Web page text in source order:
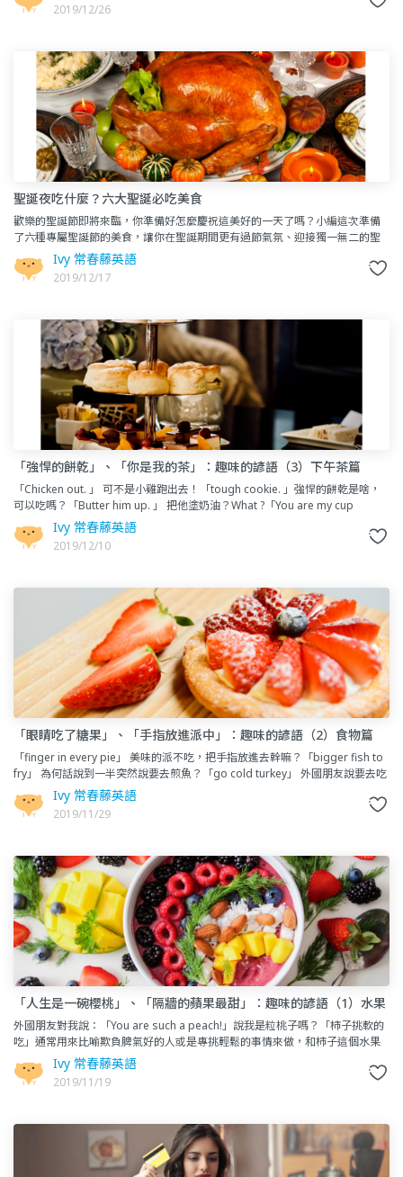
2019/12/26
聖誕夜吃什麼？六大聖誕必吃美食
歡樂的聖誕節即將來臨，你準備好怎麼慶祝這美好的一天了嗎？小編這次準備
了六種專屬聖誕節的美食，讓你在聖誕期間更有過節氣氛、迎接獨一無二的聖
誕大餐！一起來看看吧！Yule log 聖誕樹幹蛋糕
Ivy 常春藤英語
2019/12/17
「強悍的餅乾」、「你是我的茶」：趣味的諺語（3）下午茶篇
「Chicken out. 」 可不是小雞跑出去！「tough cookie. 」強悍的餅乾是啥，
可以吃嗎？「Butter him up. 」 把他塗奶油？What ?「You are my cup
Ivy 常春藤英語
2019/12/10
「眼睛吃了糖果」、「手指放進派中」：趣味的諺語（2）食物篇
「finger in every pie」 美味的派不吃，把手指放進去幹嘛？「bigger fish to
fry」 為何話說到一半突然說要去煎魚？「go cold turkey」 外國朋友說要去吃
Ivy 常春藤英語
2019/11/29
「人生是一碗櫻桃」、「隔牆的蘋果最甜」：趣味的諺語（1）水果
篇
外國朋友對我說：「You are such a peach!」說我是粒桃子嗎？「柿子挑軟的
吃」通常用來比喻欺負脾氣好的人或是專挑輕鬆的事情來做，和柿子這個水果
本身沒有直接關係。英文中也有許多含有水果的
Ivy 常春藤英語
2019/11/19